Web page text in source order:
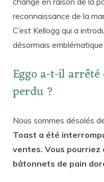
reconnaissance de la
C’est Kellogg qui a
désormais
Eggo a-t-il
perdu ?
Nous sommes désolés
Toast a été
ventes. Vous
bâtonnets de pain